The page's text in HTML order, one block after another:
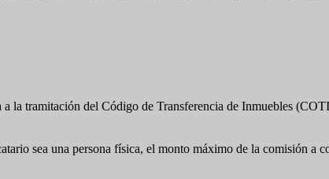
la tramitación del Código de Transferencia de Inmuebles
sea una persona física, el monto máximo de la comisión a